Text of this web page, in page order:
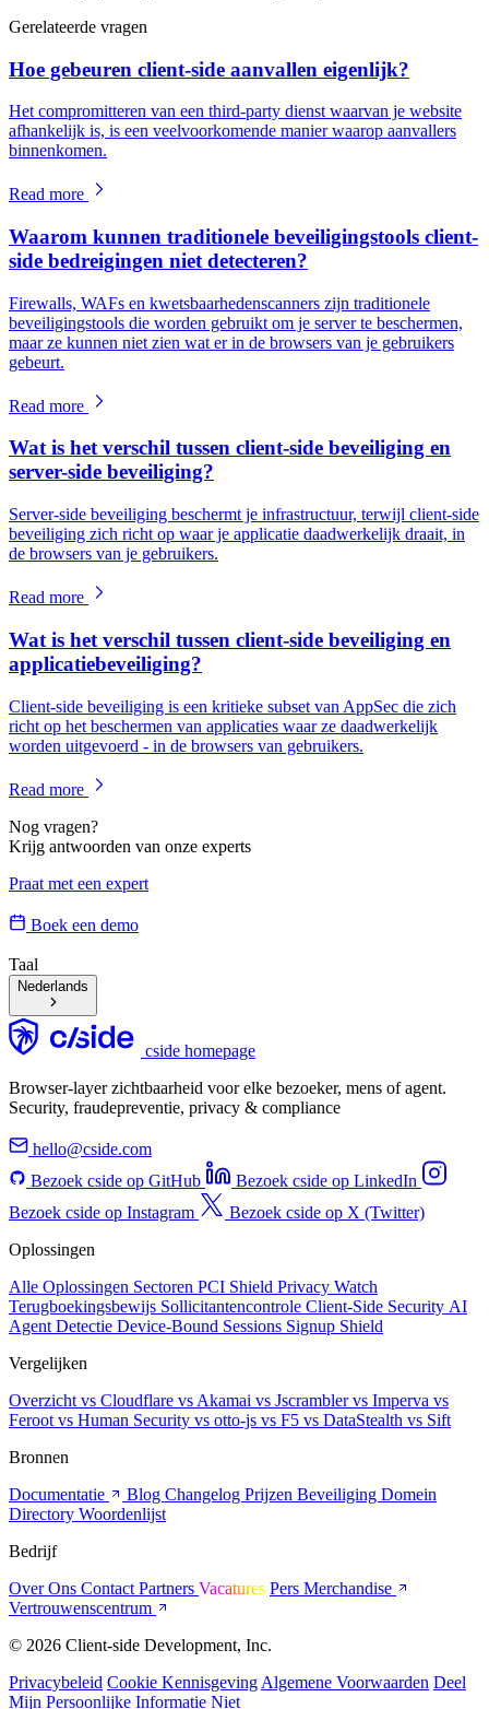
Gerelateerde vragen
Hoe gebeuren client-side aanvallen eigenlijk?
Het compromitteren van een third-party dienst waarvan je website
afhankelijk is, is een veelvoorkomende manier waarop aanvallers
binnenkomen.
Read more
Waarom kunnen traditionele beveiligingstools client-
side bedreigingen niet detecteren?
Firewalls, WAFs en kwetsbaarhedenscanners zijn traditionele
beveiligingstools die worden gebruikt om je server te beschermen,
maar ze kunnen niet zien wat er in de browsers van je gebruikers
gebeurt.
Read more
Wat is het verschil tussen client-side beveiliging en
server-side beveiliging?
Server-side beveiliging beschermt je infrastructuur, terwijl client-side
beveiliging zich richt op waar je applicatie daadwerkelijk draait, in
de browsers van je gebruikers.
Read more
Wat is het verschil tussen client-side beveiliging en
applicatiebeveiliging?
Client-side beveiliging is een kritieke subset van AppSec die zich
richt op het beschermen van applicaties waar ze daadwerkelijk
worden uitgevoerd - in de browsers van gebruikers.
Read more
Nog vragen?
Krijg antwoorden van onze experts
Praat met een expert
Boek een demo
Taal
Nederlands
cside homepage
Browser-layer zichtbaarheid voor elke bezoeker, mens of agent.
Security, fraudepreventie, privacy & compliance
hello@cside.com
Bezoek cside op GitHub
Bezoek cside op LinkedIn
Bezoek cside op Instagram
Bezoek cside op X (Twitter)
Oplossingen
Alle Oplossingen Sectoren PCI Shield Privacy Watch
Terugboekingsbewijs Sollicitantencontrole Client-Side Security AI
Agent Detectie Device-Bound Sessions Signup Shield
Vergelijken
Overzicht vs Cloudflare vs Akamai vs Jscramblervs Imperva vs
Feroot vs Human Security vs otto-js vs F5 vs DataStealth vs Sift
Bronnen
Documentatie
Blog Changelog Prijzen Beveiliging Domein
Directory Woordenlijst
Bedrijf
Over Ons Contact Partners Vacatures Pers Merchandise
Vertrouwenscentrum
© 2026 Client-side Development, Inc.
Privacybeleid Cookie Kennisgeving Algemene Voorwaarden Deel
Mijn Persoonlijke Informatie Niet